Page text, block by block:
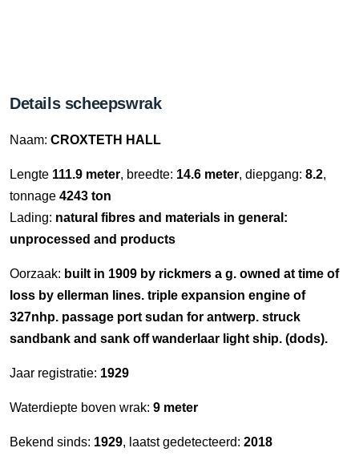
Details scheepswrak
Naam: CROXTETH HALL
Lengte 111.9 meter, breedte: 14.6 meter, diepgang: 8.2,
tonnage 4243 ton
Lading: natural fibres and materials in general:
unprocessed and products
Oorzaak: built in 1909 by rickmers a g. owned at time of
loss by ellerman lines. triple expansion engine of
327nhp. passage port sudan for antwerp. struck
sandbank and sank off wanderlaar light ship. (dods).
Jaar registratie: 1929
Waterdiepte boven wrak: 9 meter
Bekend sinds: 1929, laatst gedetecteerd: 2018